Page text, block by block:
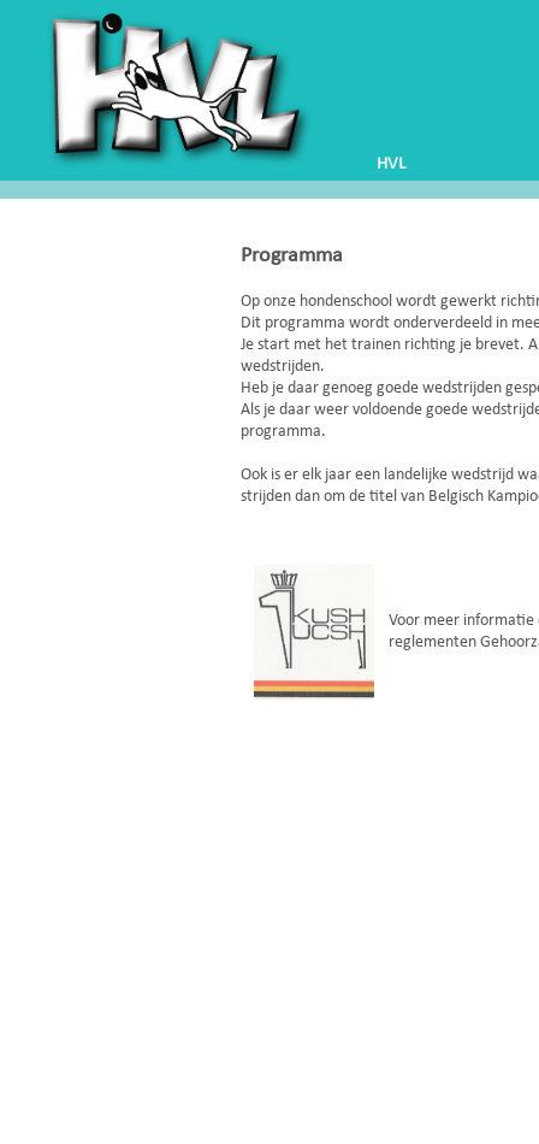
HVL
Programma
Op onze hondenschool wordt gewerkt
Dit programma wordt onderverdeeld in
Je start met het trainen richting je brevet.
wedstrijden.
Heb je daar genoeg goede wedstrijden
Als je daar weer voldoende goede
programma.
Ook is er elk jaar een landelijke wedstrijd
strijden dan om de titel van Belgisch
Voor meer informatie
reglementen